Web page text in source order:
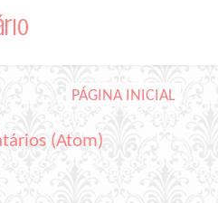
PÁGINA INICIAL
(Atom)